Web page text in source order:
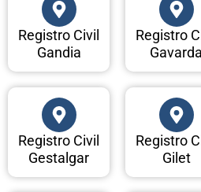
Registro Civil
Gandia
Registro
Gavarda
Registro Civil
Gestalgar
Registro
Gilet